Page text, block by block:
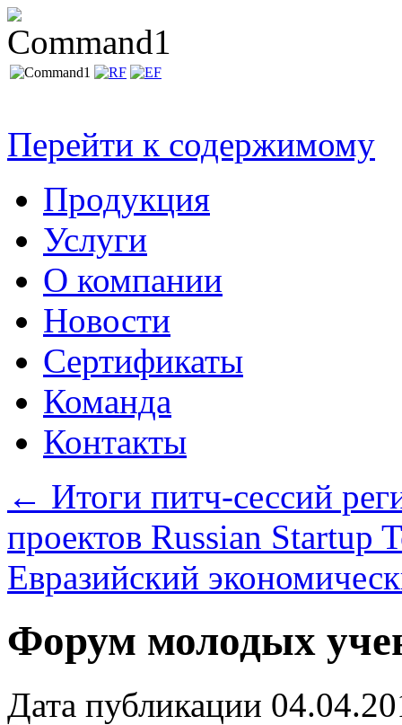
Перейти к содержимому
Продукция
Услуги
О компании
Новости
Сертификаты
Команда
Контакты
← Итоги питч-сессий
проектов Russian Startup
Евразийский
Форум молодых
Дата публикации